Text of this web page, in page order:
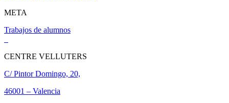
META
Trabajos de alumnos
CENTRE VELLUTERS
C/ Pintor Domingo, 20,
46001 – Valencia